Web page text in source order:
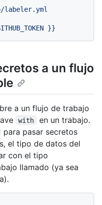
labeler.yml
}}
a un flujo
a un flujo de trabajo
with
en un trabajo.
para pasar secretos
el tipo de datos del
con el tipo
llamado (ya sea